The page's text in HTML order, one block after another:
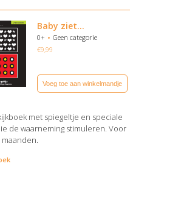
Baby ziet…
0+
Geen categorie
€9,99
Voeg toe aan winkelmandje
met spiegeltje en speciale
de waarneming stimuleren. Voor
maanden.